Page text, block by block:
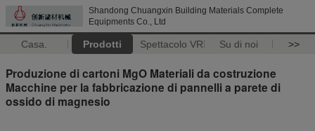
Shandong Chuangxin Building Materials Complete
Equipments Co., Ltd
Casa. Prodotti Spettacolo VR Su di noi >>
Produzione di cartoni MgO Materiali da costruzione
Macchine per la fabbricazione di pannelli a parete di
ossido di magnesio